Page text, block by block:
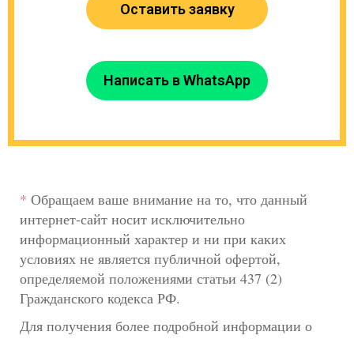
Оставить заявку
Написать в WhatsApp
* Обращаем ваше внимание на то, что данный
интернет-сайт носит исключительно
информационный характер и ни при каких
условиях не является публичной офертой,
определяемой положениями статьи 437 (2)
Гражданского кодекса РФ.
Для получения более подробной информации о